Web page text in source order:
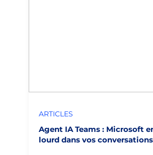
ARTICLES
Agent IA Teams : Microsoft
lourd dans vos conversations